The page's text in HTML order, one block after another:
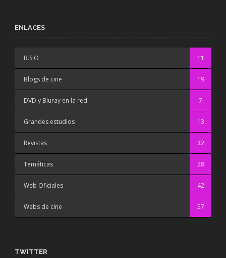
ENLACES
B.S.O 11
Blogs de cine 19
DVD y Bluray en la red 7
Grandes estudios 13
Revistas 32
Temáticas 28
Web Oficiales 42
Webs de cine 57
TWITTER